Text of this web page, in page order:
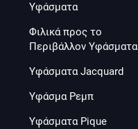
Υφάσματα
Φιλικά προς το
Περιβάλλον Υφάσματα
Υφάσματα Jacquard
Υφάσμα Ρεμπ
Υφάσματα Pique